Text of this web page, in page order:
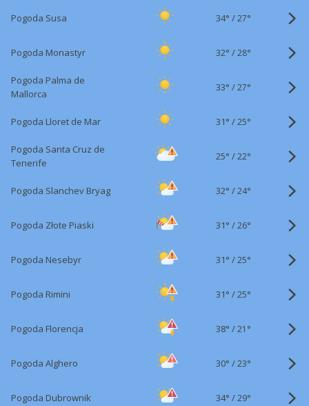
Pogoda Susa 34° /27°
Pogoda Monastyr 32° /28°
Pogoda Palma de
Mallorca
33° /27°
Pogoda Lloret de Mar 31° /25°
Pogoda Santa Cruz de
Tenerife
25° /22°
Pogoda Slanchev Bryag 32° /24°
Pogoda Złote Piaski 31° /26°
Pogoda Nesebyr 31° /25°
Pogoda Rimini 31° /25°
Pogoda Florencja 38° /21°
Pogoda Alghero 30° /23°
Pogoda Dubrownik 34° /29°